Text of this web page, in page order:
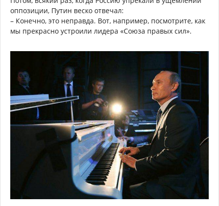
оппозиции, Путин веско отвечал:
– Конечно, это неправда. Вот, например, посмотрите, как
мы прекрасно устроили лидера «Союза правых сил».